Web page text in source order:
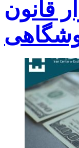
قانون